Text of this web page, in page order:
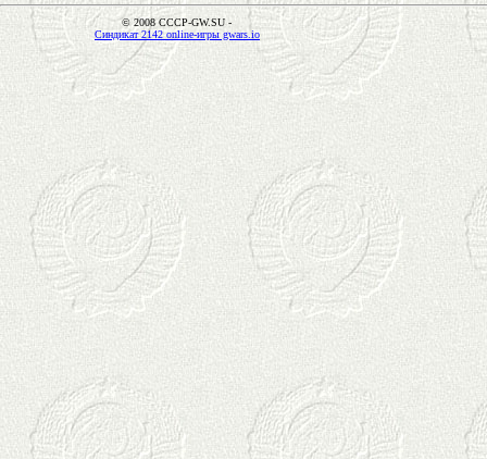
© 2008 CCCP-GW.SU -
Синдикат 2142 online-игры gwars.io